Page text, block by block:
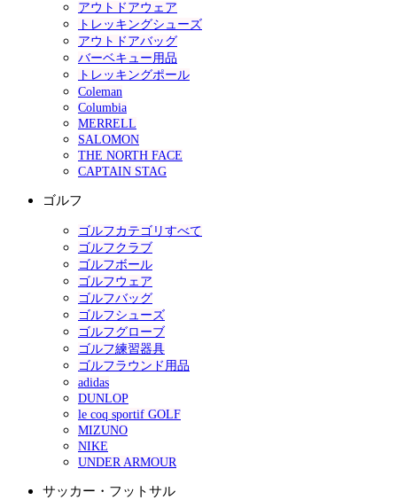
アウトドアウェア
トレッキングシューズ
アウトドアバッグ
バーベキュー用品
トレッキングポール
Coleman
Columbia
MERRELL
SALOMON
THE NORTH FACE
CAPTAIN STAG
ゴルフ
ゴルフカテゴリすべて
ゴルフクラブ
ゴルフボール
ゴルフウェア
ゴルフバッグ
ゴルフシューズ
ゴルフグローブ
ゴルフ練習器具
ゴルフラウンド用品
adidas
DUNLOP
le coq sportif GOLF
MIZUNO
NIKE
UNDER ARMOUR
サッカー・フットサル